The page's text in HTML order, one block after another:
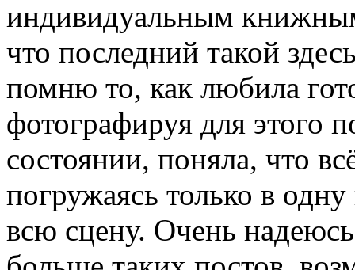
индивидуальным
что последний такой
помню то, как любила
фотографируя для этого
состоянии, поняла, что
погружаясь только в
всю сцену. Очень